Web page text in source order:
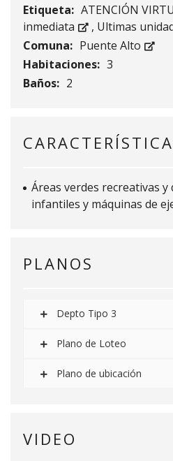
Etiqueta: ATENCIÓN
inmediata
, Ultimas
Comuna: Puente Alto
Habitaciones: 3
Baños: 2
Áreas verdes recreativas y
infantiles y máquinas de
PLANOS
Depto Tipo 3
Plano de Loteo
Plano de ubicación
VIDEO